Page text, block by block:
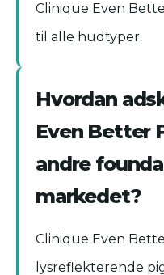
Clinique Even
til alle hudtyper.
Hvordan
Even Better
andre
markedet?
Clinique Even
lysreflekterende